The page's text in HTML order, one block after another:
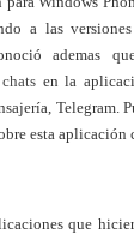
a las
ademas
en la
Telegram.
esta aplicación
que